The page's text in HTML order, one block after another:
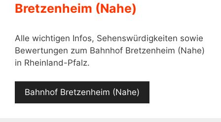
Bretzenheim (Nahe)
Alle wichtigen Infos, Sehenswürdigkeiten sowie
Bewertungen zum Bahnhof Bretzenheim (Nahe)
in Rheinland-Pfalz.
Bahnhof Bretzenheim (Nahe)